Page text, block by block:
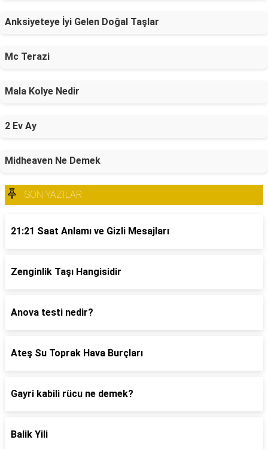
Anksiyeteye İyi Gelen Doğal Taşlar
Mc Terazi
Mala Kolye Nedir
2 Ev Ay
Midheaven Ne Demek
SON YAZILAR
21:21 Saat Anlamı ve Gizli Mesajları
Zenginlik Taşı Hangisidir
Anova testi nedir?
Ateş Su Toprak Hava Burçları
Gayri kabili rücu ne demek?
Balik Yili